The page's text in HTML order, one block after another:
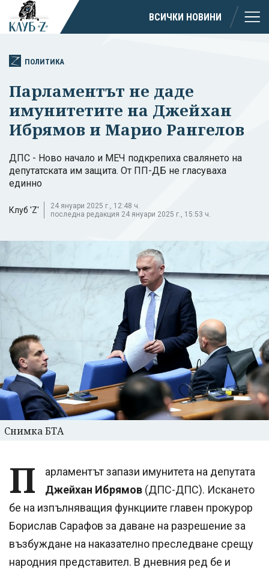
ВСИЧКИ НОВИНИ
ПОЛИТИКА
Парламентът не даде
имунитетите на Джейхан
Ибрямов и Марио Рангелов
ДПС - Ново начало и МЕЧ подкрепиха свалянето на
депутатската им защита. От ПП-ДБ не гласуваха
единно
Клуб 'Z'
24 януари 2025 г., 12:48 ч.
последна редакция 24 януари 2025 г., 15:53 ч.
Снимка БТА
П
арламентът запази имунитета на депутата
Джейхан Ибрямов (ДПС-ДПС). Искането
бе на изпълняващия функциите главен прокурор
Борислав Сарафов за даване на разрешение за
възбуждане на наказателно преследване срещу
народния представител. В дневния ред бе и